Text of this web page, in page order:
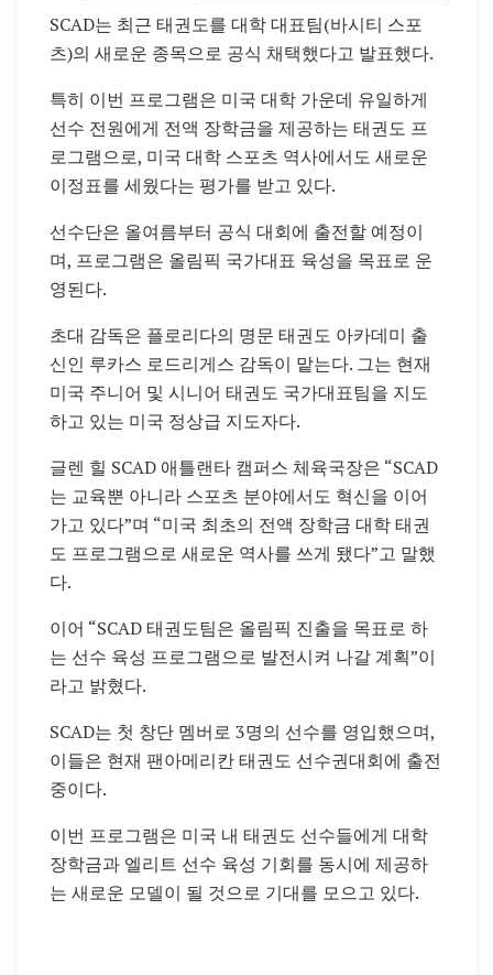
SCAD는 최근 태권도를 대학 대표팀(바시티 스포
츠)의 새로운 종목으로 공식 채택했다고 발표했다.
특히 이번 프로그램은 미국 대학 가운데 유일하게
선수 전원에게 전액 장학금을 제공하는 태권도 프
로그램으로, 미국 대학 스포츠 역사에서도 새로운
이정표를 세웠다는 평가를 받고 있다.
선수단은 올여름부터 공식 대회에 출전할 예정이
며, 프로그램은 올림픽 국가대표 육성을 목표로 운
영된다.
초대 감독은 플로리다의 명문 태권도 아카데미 출
신인 루카스 로드리게스 감독이 맡는다. 그는 현재
미국 주니어 및 시니어 태권도 국가대표팀을 지도
하고 있는 미국 정상급 지도자다.
글렌 힐 SCAD 애틀랜타 캠퍼스 체육국장은 “SCAD
는 교육뿐 아니라 스포츠 분야에서도 혁신을 이어
가고 있다”며 “미국 최초의 전액 장학금 대학 태권
도 프로그램으로 새로운 역사를 쓰게 됐다”고 말했
다.
이어 “SCAD 태권도팀은 올림픽 진출을 목표로 하
는 선수 육성 프로그램으로 발전시켜 나갈 계획”이
라고 밝혔다.
SCAD는 첫 창단 멤버로 3명의 선수를 영입했으며,
이들은 현재 팬아메리칸 태권도 선수권대회에 출전
중이다.
이번 프로그램은 미국 내 태권도 선수들에게 대학
장학금과 엘리트 선수 육성 기회를 동시에 제공하
는 새로운 모델이 될 것으로 기대를 모으고 있다.